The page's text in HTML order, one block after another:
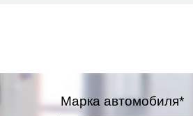
Марка автомобиля*